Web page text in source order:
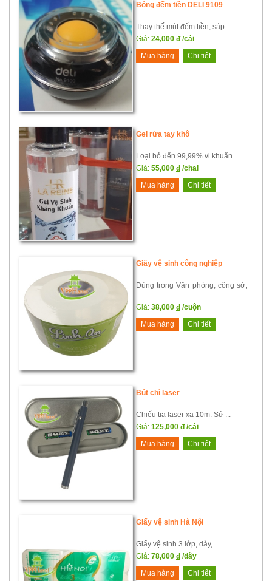
Bóng đếm tiền DELI 9109
Thay thế mút đếm tiền, sáp ...
Giá: 24,000 đ /cái
Mua hàng
Chi tiết
Gel rửa tay khô
Loại bỏ đến 99,99% vi khuẩn. ...
Giá: 55,000 đ /chai
Mua hàng
Chi tiết
Giấy vệ sinh công nghiệp
Dùng trong Văn phòng, công sở,
...
Giá: 38,000 đ /cuộn
Mua hàng
Chi tiết
Bút chỉ laser
Chiếu tia laser xa 10m. Sử ...
Giá: 125,000 đ /cái
Mua hàng
Chi tiết
Giấy vệ sinh Hà Nội
Giấy vệ sinh 3 lớp, dày, ...
Giá: 78,000 đ /dây
Mua hàng
Chi tiết